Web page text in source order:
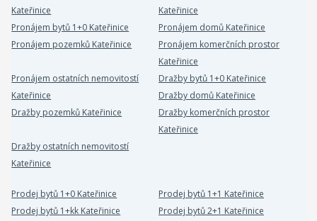
Kateřinice
Kateřinice
Pronájem bytů 1+0 Kateřinice
Pronájem domů Kateřinice
Pronájem pozemků Kateřinice
Pronájem komerčních prostor
Kateřinice
Pronájem ostatních nemovitostí
Kateřinice
Dražby bytů 1+0 Kateřinice
Dražby domů Kateřinice
Dražby pozemků Kateřinice
Dražby komerčních prostor
Kateřinice
Dražby ostatních nemovitostí
Kateřinice
Prodej bytů 1+0 Kateřinice
Prodej bytů 1+1 Kateřinice
Prodej bytů 1+kk Kateřinice
Prodej bytů 2+1 Kateřinice